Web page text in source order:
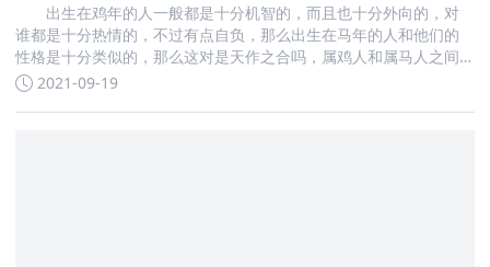
出生在鸡年的人一般都是十分机智的，而且也十分外向的，对
谁都是十分热情的，不过有点自负，那么出生在马年的人和他们的
性格是十分类似的，那么这对是天作之合吗，属鸡人和属马人之间
的婚配好吗
2021-09-19